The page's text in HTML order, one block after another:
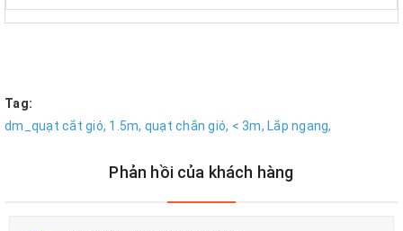
Tag:
dm_quạt cắt gió, 1.5m, quạt chắn gió, < 3m, Lắp ngang,
Phản hồi của khách hàng